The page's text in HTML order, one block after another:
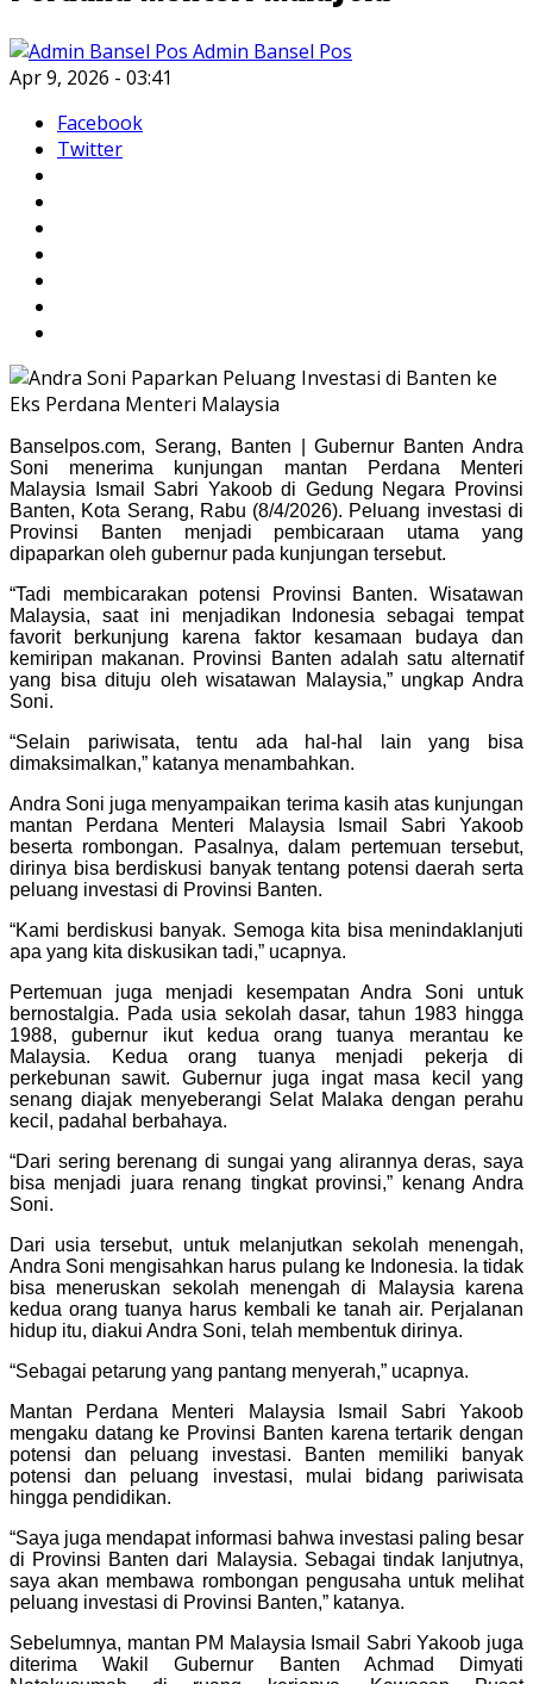
Admin Bansel Pos
Apr 9, 2026 - 03:41
Facebook
Twitter
Banselpos.com, Serang, Banten | Gubernur Banten Andra
Soni menerima kunjungan mantan Perdana Menteri
Malaysia Ismail Sabri Yakoob di Gedung Negara Provinsi
Banten, Kota Serang, Rabu (8/4/2026). Peluang investasi di
Provinsi Banten menjadi pembicaraan utama yang
dipaparkan oleh gubernur pada kunjungan tersebut.
“Tadi membicarakan potensi Provinsi Banten. Wisatawan
Malaysia, saat ini menjadikan Indonesia sebagai tempat
favorit berkunjung karena faktor kesamaan budaya dan
kemiripan makanan. Provinsi Banten adalah satu alternatif
yang bisa dituju oleh wisatawan Malaysia,” ungkap Andra
Soni.
“Selain pariwisata, tentu ada hal-hal lain yang bisa
dimaksimalkan,” katanya menambahkan.
Andra Soni juga menyampaikan terima kasih atas kunjungan
mantan Perdana Menteri Malaysia Ismail Sabri Yakoob
beserta rombongan. Pasalnya, dalam pertemuan tersebut,
dirinya bisa berdiskusi banyak tentang potensi daerah serta
peluang investasi di Provinsi Banten.
“Kami berdiskusi banyak. Semoga kita bisa menindaklanjuti
apa yang kita diskusikan tadi,” ucapnya.
Pertemuan juga menjadi kesempatan Andra Soni untuk
bernostalgia. Pada usia sekolah dasar, tahun 1983 hingga
1988, gubernur ikut kedua orang tuanya merantau ke
Malaysia. Kedua orang tuanya menjadi pekerja di
perkebunan sawit. Gubernur juga ingat masa kecil yang
senang diajak menyeberangi Selat Malaka dengan perahu
kecil, padahal berbahaya.
“Dari sering berenang di sungai yang alirannya deras, saya
bisa menjadi juara renang tingkat provinsi,” kenang Andra
Soni.
Dari usia tersebut, untuk melanjutkan sekolah menengah,
Andra Soni mengisahkan harus pulang ke Indonesia. Ia tidak
bisa meneruskan sekolah menengah di Malaysia karena
kedua orang tuanya harus kembali ke tanah air. Perjalanan
hidup itu, diakui Andra Soni, telah membentuk dirinya.
“Sebagai petarung yang pantang menyerah,” ucapnya.
Mantan Perdana Menteri Malaysia Ismail Sabri Yakoob
mengaku datang ke Provinsi Banten karena tertarik dengan
potensi dan peluang investasi. Banten memiliki banyak
potensi dan peluang investasi, mulai bidang pariwisata
hingga pendidikan.
“Saya juga mendapat informasi bahwa investasi paling besar
di Provinsi Banten dari Malaysia. Sebagai tindak lanjutnya,
saya akan membawa rombongan pengusaha untuk melihat
peluang investasi di Provinsi Banten,” katanya.
Sebelumnya, mantan PM Malaysia Ismail Sabri Yakoob juga
diterima Wakil Gubernur Banten Achmad Dimyati